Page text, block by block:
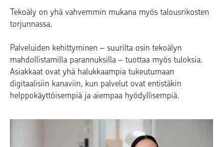
Tekoäly on yhä vahvemmin mukana myös talousrikosten
torjunnassa.
Palveluiden kehittyminen – suurilta osin tekoälyn
mahdollistamilla parannuksilla – tuottaa myös tuloksia.
Asiakkaat ovat yhä halukkaampia tukeutumaan
digitaalisiin kanaviin, kun palvelut ovat entistäkin
helppokäyttöisempiä ja aiempaa hyödyllisempiä.